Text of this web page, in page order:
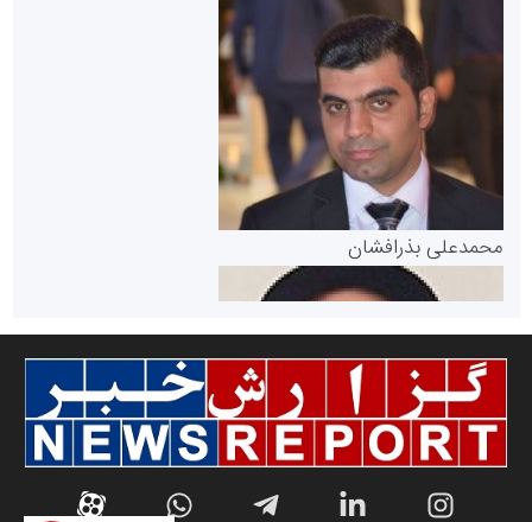
پایگاه خبری گفتمان یزد
سازمان بورس و اوراق بهادار
مرجع اخبار موثق در بازارسرمایه
سازمان صنعت،معدن و تجارت
محمدعلی بذرافشان